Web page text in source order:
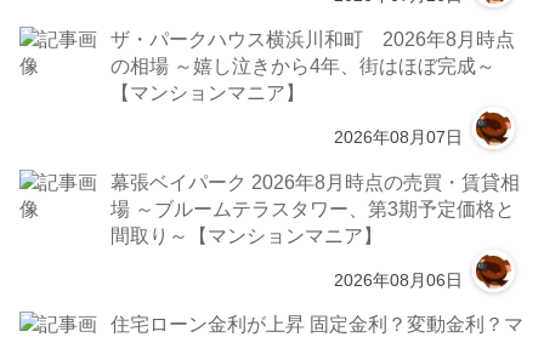
ザ・パークハウス横浜川和町 2026年8月時点
の相場 ～嬉し泣きから4年、街はほぼ完成～
【マンションマニア】
2026年08月07日
幕張ベイパーク 2026年8月時点の売買・賃貸相
場 ～ブルームテラスタワー、第3期予定価格と
間取り～【マンションマニア】
2026年08月06日
住宅ローン金利が上昇 固定金利？変動金利？マ